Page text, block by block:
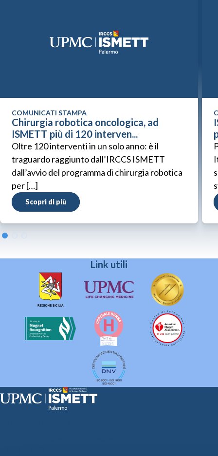
COMUNICATI STAMPA
Chirurgia robotica oncologica, ad
ISMETT più di 120 interven...
Oltre 120 interventi in un solo anno: è il
traguardo raggiunto dall’IRCCS ISMETT
dall’avvio del programma di chirurgia robotica
per […]
Scopri di più
Link utili